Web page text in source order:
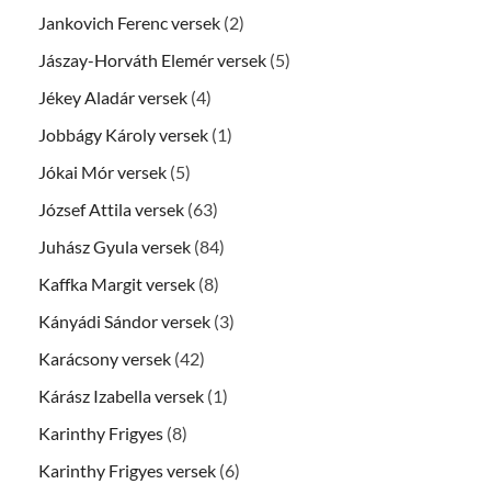
Jankovich Ferenc versek (2)
Jászay-Horváth Elemér versek (5)
Jékey Aladár versek (4)
Jobbágy Károly versek (1)
Jókai Mór versek (5)
József Attila versek (63)
Juhász Gyula versek (84)
Kaffka Margit versek (8)
Kányádi Sándor versek (3)
Karácsony versek (42)
Kárász Izabella versek (1)
Karinthy Frigyes (8)
Karinthy Frigyes versek (6)